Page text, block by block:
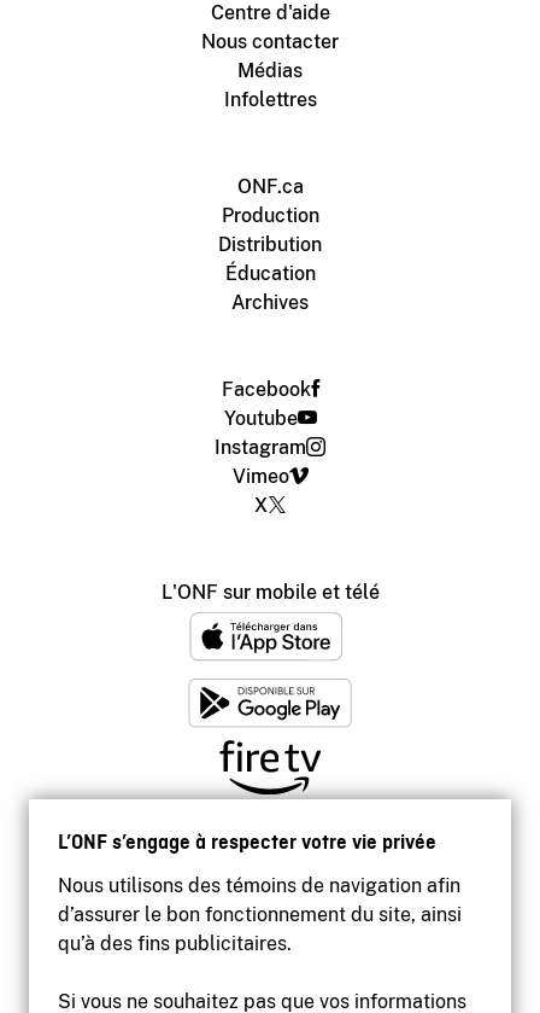
L’ONF s’engage à respecter votre vie privée
Nous utilisons des témoins de navigation afin
d’assurer le bon fonctionnement du site, ainsi
qu’à des fins publicitaires.
Si vous ne souhaitez pas que vos informations
Centre d'aide
Nous contacter
Médias
Infolettres
ONF.ca
Production
Distribution
Éducation
Archives
Facebook
Youtube
Instagram
Vimeo
X
L'ONF sur mobile et télé